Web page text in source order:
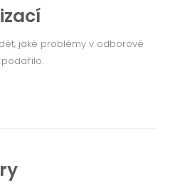
jaké problémy v odborové